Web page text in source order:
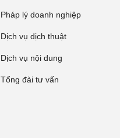
Pháp lý doanh nghiệp
Dịch vụ dịch thuật
Dịch vụ nội dung
Tổng đài tư vấn